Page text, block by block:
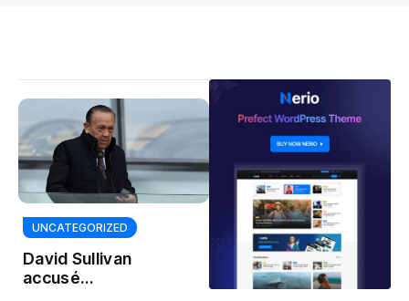
UNCATEGORIZED
David Sullivan
accusé